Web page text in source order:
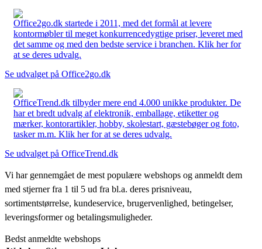
Office2go.dk startede i 2011, med det formål at levere
kontormøbler til meget konkurrencedygtige priser, leveret med
det samme og med den bedste service i branchen. Klik her for
at se deres udvalg.
Se udvalget på Office2go.dk
OfficeTrend.dk tilbyder mere end 4.000 unikke produkter. De
har et bredt udvalg af elektronik, emballage, etiketter og
mærker, kontorartikler, hobby, skolestart, gæstebøger og foto,
tasker m.m. Klik her for at se deres udvalg.
Se udvalget på OfficeTrend.dk
Vi har gennemgået de mest populære webshops og anmeldt dem
med stjerner fra 1 til 5 ud fra bl.a. deres prisniveau,
sortimentstørrelse, kundeservice, brugervenlighed, betingelser,
leveringsformer og betalingsmuligheder.
Bedst anmeldte webshops